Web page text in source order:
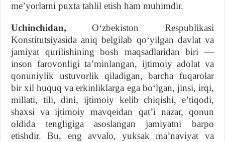
me’yorlarni puxta tahlil etish ham muhimdir.
Uchinchidan, O‘zbekiston Respublikasi
Konstitutsiyasida aniq belgilab qo‘yilgan davlat va
jamiyat qurilishining bosh maqsadlaridan biri —
inson farovonligi ta’minlangan, ijtimoiy adolat va
qonuniylik ustuvorlik qiladigan, barcha fuqarolar
bir xil huquq va erkinliklarga ega bo‘lgan, jinsi, irqi,
millati, tili, dini, ijtimoiy kelib chiqishi, e’tiqodi,
shaxsi va ijtimoiy mavqeidan qat’i nazar, qonun
oldida tengligiga asoslangan jamiyatni barpo
etishdir. Bu, eng avvalo, yuksak ma’naviyat va